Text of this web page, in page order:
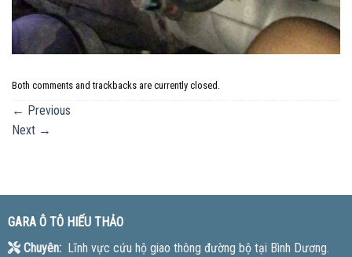
Both comments and trackbacks are currently closed.
← Previous
Next →
GARA Ô TÔ HIẾU THẢO
Chuyên:Lĩnh vực cứu hộ giao thông đường bộ tại Bình Dương.